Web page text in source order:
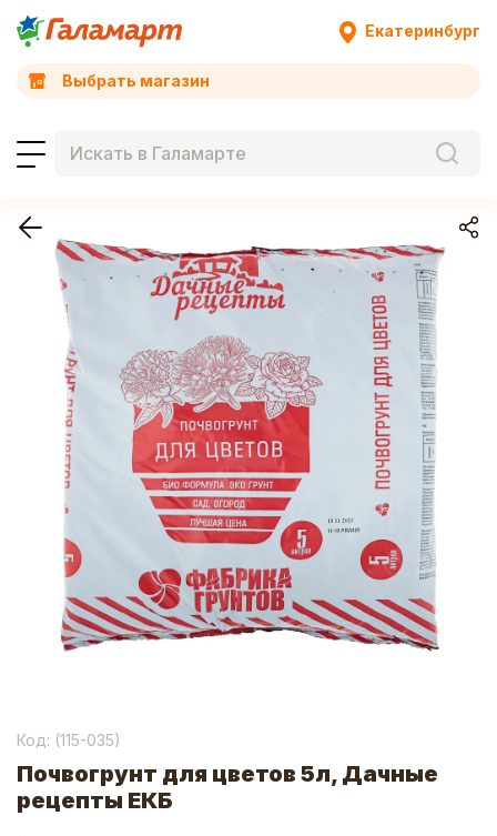
Екатеринбург
Выбрать магазин
Код: (115-035)
Почвогрунт для цветов 5л, Дачные
рецепты ЕКБ